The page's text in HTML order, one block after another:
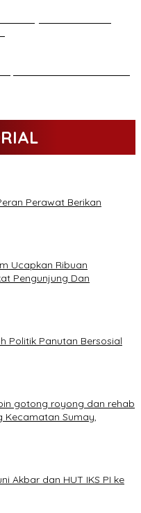
Perawat Berikan
Ucapkan Ribuan
Pengunjung Dan
Politik Panutan Bersosial
gotong royong dan rehab
Kecamatan Sumay,
Akbar dan HUT IKS PI ke